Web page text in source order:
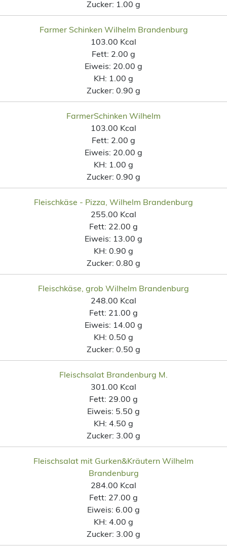
Zucker: 1.00 g
Farmer Schinken Wilhelm Brandenburg
103.00 Kcal
Fett: 2.00 g
Eiweis: 20.00 g
KH: 1.00 g
Zucker: 0.90 g
FarmerSchinken Wilhelm
103.00 Kcal
Fett: 2.00 g
Eiweis: 20.00 g
KH: 1.00 g
Zucker: 0.90 g
Fleischkäse - Pizza, Wilhelm Brandenburg
255.00 Kcal
Fett: 22.00 g
Eiweis: 13.00 g
KH: 0.90 g
Zucker: 0.80 g
Fleischkäse, grob Wilhelm Brandenburg
248.00 Kcal
Fett: 21.00 g
Eiweis: 14.00 g
KH: 0.50 g
Zucker: 0.50 g
Fleischsalat Brandenburg M.
301.00 Kcal
Fett: 29.00 g
Eiweis: 5.50 g
KH: 4.50 g
Zucker: 3.00 g
Fleischsalat mit Gurken&Kräutern Wilhelm
Brandenburg
284.00 Kcal
Fett: 27.00 g
Eiweis: 6.00 g
KH: 4.00 g
Zucker: 3.00 g